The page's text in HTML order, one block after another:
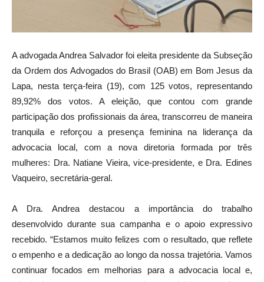
A advogada Andrea Salvador foi eleita presidente da Subseção
da Ordem dos Advogados do Brasil (OAB) em Bom Jesus da
Lapa, nesta terça-feira (19), com 125 votos, representando
89,92% dos votos. A eleição, que contou com grande
participação dos profissionais da área, transcorreu de maneira
tranquila e reforçou a presença feminina na liderança da
advocacia local, com a nova diretoria formada por três
mulheres: Dra. Natiane Vieira, vice-presidente, e Dra. Edines
Vaqueiro, secretária-geral.
A Dra. Andrea destacou a importância do trabalho
desenvolvido durante sua campanha e o apoio expressivo
recebido. “Estamos muito felizes com o resultado, que reflete
o empenho e a dedicação ao longo da nossa trajetória. Vamos
continuar focados em melhorias para a advocacia local e,